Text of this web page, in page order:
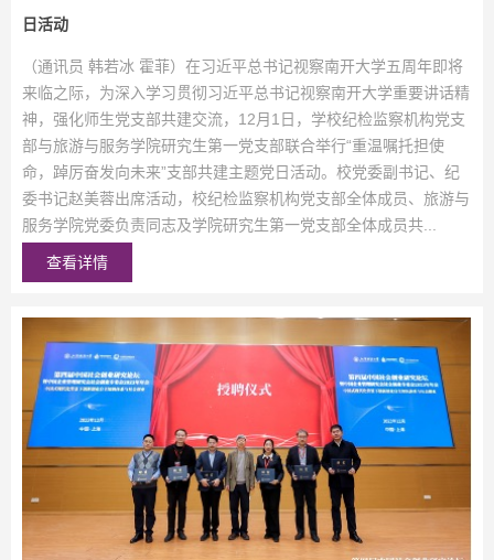
日活动
（通讯员 韩若冰 霍菲）在习近平总书记视察南开大学五周年即将
来临之际，为深入学习贯彻习近平总书记视察南开大学重要讲话精
神，强化师生党支部共建交流，12月1日，学校纪检监察机构党支
部与旅游与服务学院研究生第一党支部联合举行“重温嘱托担使
命，踔厉奋发向未来”支部共建主题党日活动。校党委副书记、纪
委书记赵美蓉出席活动，校纪检监察机构党支部全体成员、旅游与
服务学院党委负责同志及学院研究生第一党支部全体成员共...
查看详情